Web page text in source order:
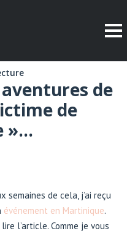
de
de
»…
semaines de cela, j’ai reçu
événement en Martinique.
l’article. Comme je vous